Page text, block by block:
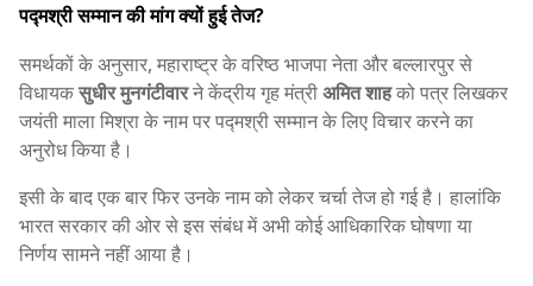
पद्मश्री सम्मान की मांग क्यों हुई तेज?
समर्थकों के अनुसार, महाराष्ट्र के वरिष्ठ भाजपा नेता और बल्लारपुर से
विधायकसुधीर मुनगंटीवारने केंद्रीय गृह मंत्रीअमित शाहको पत्र लिखकर
जयंती माला मिश्रा के नाम पर पद्मश्री सम्मान के लिए विचार करने का
अनुरोध किया है।
इसी के बाद एक बार फिर उनके नाम को लेकर चर्चा तेज हो गई है। हालांकि
भारत सरकार की ओर से इस संबंध में अभी कोई आधिकारिक घोषणा या
निर्णय सामने नहीं आया है।